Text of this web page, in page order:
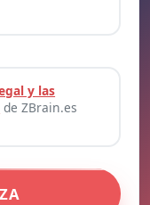
y las
de ZBrain.es